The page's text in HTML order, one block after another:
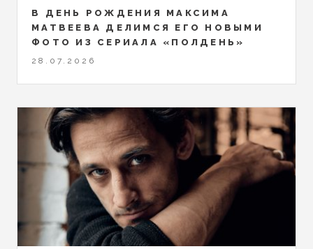
В ДЕНЬ РОЖДЕНИЯ МАКСИМА
МАТВЕЕВА ДЕЛИМСЯ ЕГО НОВЫМИ
ФОТО ИЗ СЕРИАЛА «ПОЛДЕНЬ»
28.07.2026